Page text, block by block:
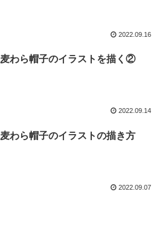
2022.09.16
麦わら帽子のイラストを描く②
2022.09.14
麦わら帽子のイラストの描き方
2022.09.07